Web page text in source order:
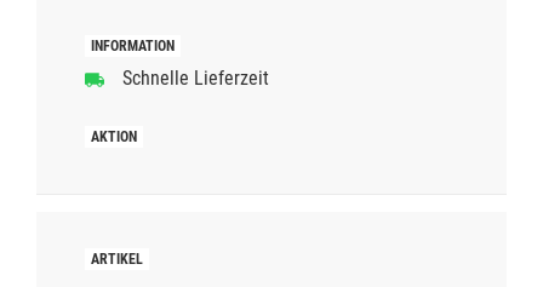
Schnelle Lieferzeit